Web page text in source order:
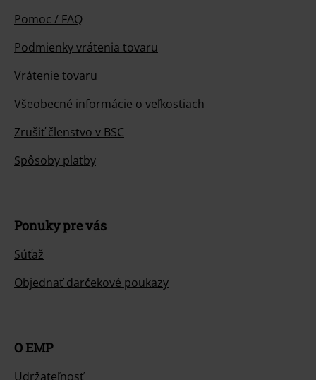
Pomoc / FAQ
Podmienky vrátenia tovaru
Vrátenie tovaru
Všeobecné informácie o veľkostiach
Zrušiť členstvo v BSC
Spôsoby platby
Ponuky pre vás
Súťaž
Objednať darčekové poukazy
O EMP
Udržateľnosť